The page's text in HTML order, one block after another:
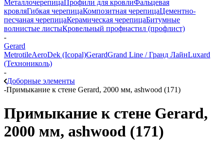
МеталлочерепицаПрофили для кровлиФальцевая
кровляГибкая черепицаКомпозитная черепицаЦементно-
песчаная черепицаКерамическая черепицаБитумные
волнистые листыКровельный профнастил (профлист)
-
Gerard
MetrotileAeroDek (Icopal)GerardGrand Line / Гранд ЛайнLuxard
(Технониколь)
-
Доборные элементы
-Примыкание к стене Gerard, 2000 мм, ashwood (171)
Примыкание к стене Gerard,
2000 мм, ashwood (171)